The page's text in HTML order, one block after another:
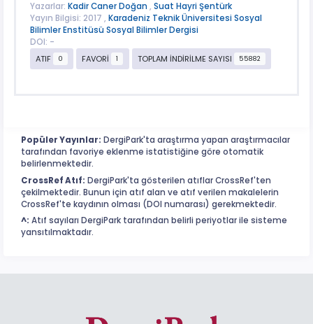
Yazarlar: Kadir Caner Doğan , Suat Hayri Şentürk
Yayın Bilgisi: 2017 , Karadeniz Teknik Üniversitesi Sosyal
Bilimler Enstitüsü Sosyal Bilimler Dergisi
DOI: -
ATIF
0 FAVORİ 1 TOPLAM İNDİRİLME SAYISI 55882
Popüler Yayınlar: DergiPark'ta araştırma yapan araştırmacılar
tarafından favoriye eklenme istatistiğine göre otomatik
belirlenmektedir.
CrossRef Atıf: DergiPark'ta gösterilen atıflar CrossRef'ten
çekilmektedir. Bunun için atıf alan ve atıf verilen makalelerin
CrossRef'te kaydının olması (DOI numarası) gerekmektedir.
^: Atıf sayıları DergiPark tarafından belirli periyotlar ile sisteme
yansıtılmaktadır.